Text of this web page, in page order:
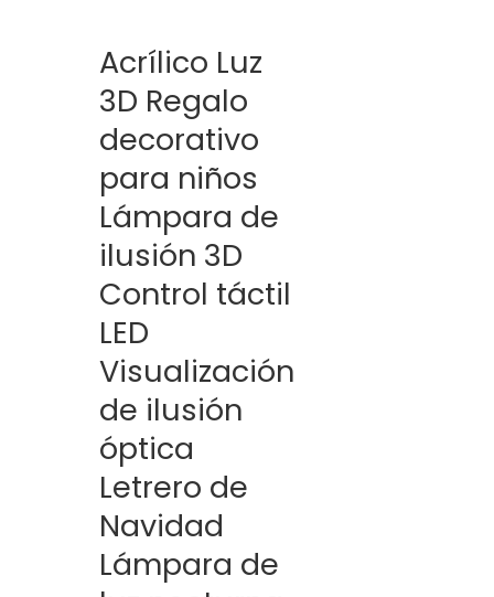
Acrílico Luz
3D Regalo
decorativo
para niños
Lámpara de
ilusión 3D
Control táctil
LED
Visualización
de ilusión
óptica
Letrero de
Navidad
Lámpara de